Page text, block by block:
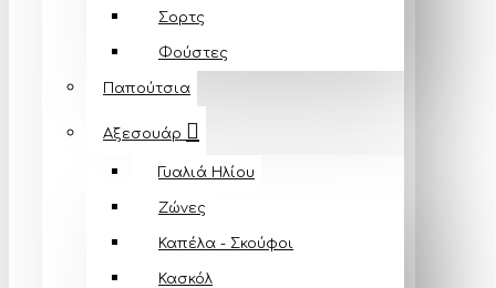
Σορτς
Φούστες
Παπούτσια
Αξεσουάρ
Γυαλιά Ηλίου
Ζώνες
Καπέλα - Σκούφοι
Κασκόλ